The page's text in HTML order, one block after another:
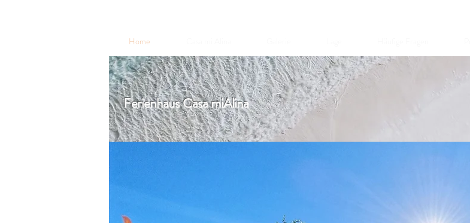
Home
Ferienhaus Casa miAlina